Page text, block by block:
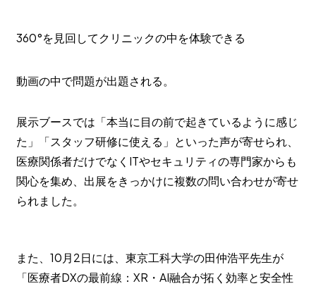
360°を見回してクリニックの中を体験できる
動画の中で問題が出題される。
展示ブースでは「本当に目の前で起きているように感じ
た」「スタッフ研修に使える」といった声が寄せられ、
医療関係者だけでなくITやセキュリティの専門家からも
関心を集め、出展をきっかけに複数の問い合わせが寄せ
られました。
また、10月2日には、東京工科大学の田仲浩平先生が
「医療者DXの最前線：XR・AI融合が拓く効率と安全性